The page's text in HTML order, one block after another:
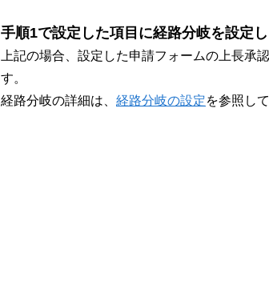
手順1で設定した項目に経路分岐を設定し
上記の場合、設定した申請フォームの上長承
す。
経路分岐の詳細は、 経路分岐の設定を参照し